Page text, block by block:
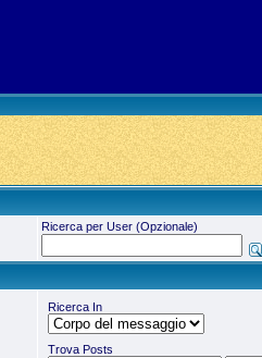
Ricerca per User (Opzionale)
Ricerca In
Trova Posts